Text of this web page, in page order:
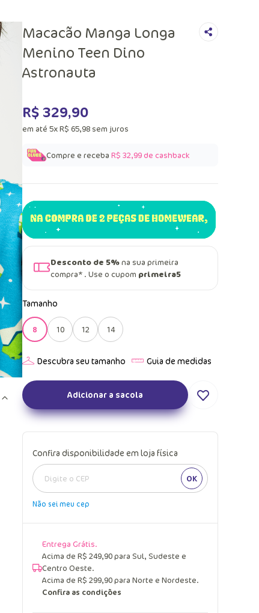
Macacão Manga Longa
Menino Teen Dino
Astronauta
R$ 329,90
em até 5xR$ 65,98 sem juros
Compre e receba R$ 32,99de cashback
Desconto de 5%na sua primeira
compra* . Use o cupom primeira5
Tamanho
8 10 12 14
Adicionar a sacola
Confira disponibilidade em loja física
OK
Não sei meu cep
Entrega Grátis.
Acima de R$ 249,90 para Sul, Sudeste e
Centro Oeste.
Acima de R$ 299,90 para Norte e Nordeste.
Confira as condições